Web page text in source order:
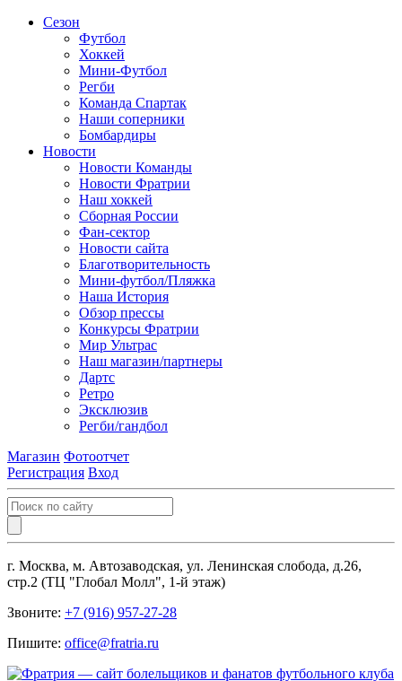
Сезон
Футбол
Хоккей
Мини-Футбол
Регби
Команда Спартак
Наши соперники
Бомбардиры
Новости
Новости Команды
Новости Фратрии
Наш хоккей
Сборная России
Фан-cектор
Новости сайта
Благотворительность
Мини-футбол/Пляжка
Наша История
Обзор прессы
Конкурсы Фратрии
Мир Ультрас
Наш магазин/партнеры
Дартс
Ретро
Эксклюзив
Регби/гандбол
Магазин Фотоотчет
Регистрация Вход
г. Москва, м. Автозаводская, ул. Ленинская слобода, д.26,
стр.2 (ТЦ "Глобал Молл", 1-й этаж)
Звоните: +7 (916) 957-27-28
Пишите: office@fratria.ru